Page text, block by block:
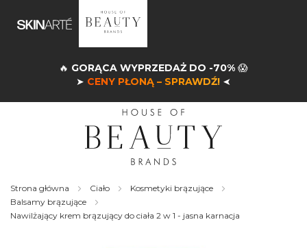
🔥 GORĄCA WYPRZEDAŻ DO -70% 😱
➤ CENY PŁONĄ – SPRAWDŹ! ➤
Strona główna Ciało
Kosmetyki brązujące
Balsamy brązujące
Nawilżający krem brązujący do ciała 2 w 1 - jasna karnacja